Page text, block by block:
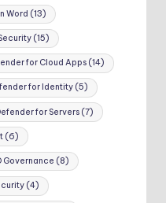
Word (13)
(15)
for Cloud Apps(14)
for Identity(5)
for Servers(7)
(6)
Governance (8)
(4)